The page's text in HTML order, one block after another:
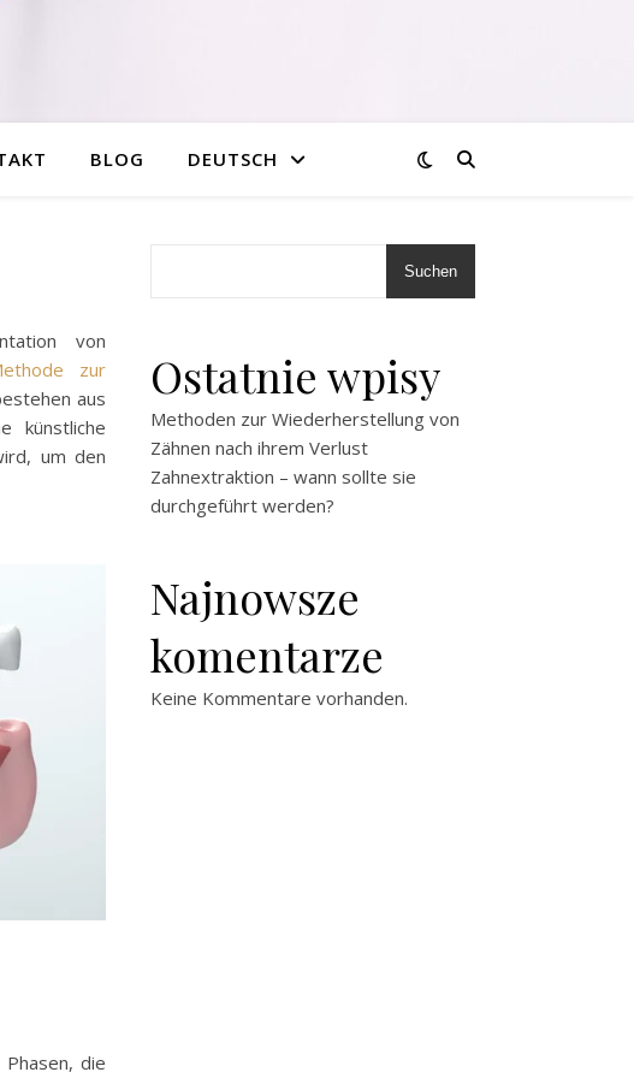
BLOG DEUTSCH
von
zur
aus
künstliche
um den
die
Suchen
Ostatnie wpisy
Methoden zur Wiederherstellung von
Zähnen nach ihrem Verlust
Zahnextraktion – wann sollte sie
durchgeführt werden?
Najnowsze
komentarze
Keine Kommentare vorhanden.